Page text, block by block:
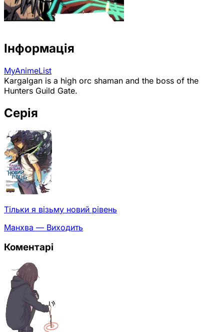
Інформація
MyAnimeList
Kargalgan is a high orc shaman and the boss of the
Hunters Guild Gate.
Серія
Тільки я візьму новий рівень
Манхва — Виходить
Коментарі